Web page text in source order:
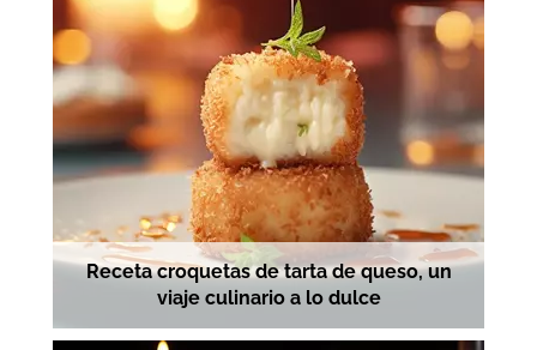
Receta croquetas de tarta de queso, un
viaje culinario a lo dulce